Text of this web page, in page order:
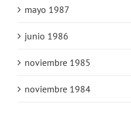
mayo 1987
junio 1986
noviembre 1985
noviembre 1984